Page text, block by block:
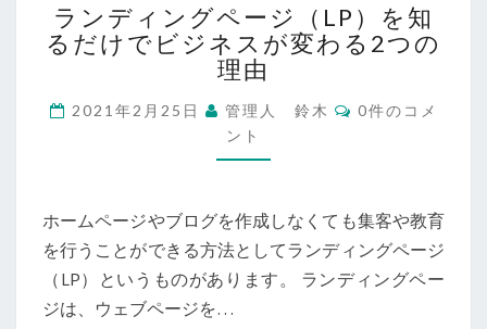
ン
デ
ィ
ン
グ
ペ
ー
（LP）
を
知
る
ランディングページ（LP）を知
るだけでビジネスが変わる2つの
理由
2021年2月25日 管理人 鈴木
コ
メ
0件のコメ
ント
ホームページやブログを作成しなくても集客や教育
を行うことができる方法としてランディングページ
（LP）というものがあります。 ランディングペー
ジは、ウェブページを…